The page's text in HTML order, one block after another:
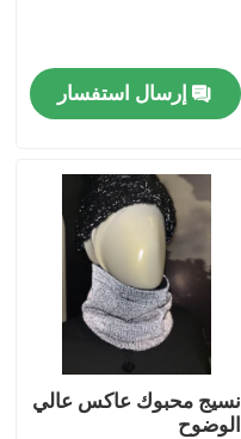
إرسال استفسار
نسيج محبوك عاكس عالي
الوضوح